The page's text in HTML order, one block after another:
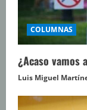
COLUMNAS
¿Acaso
Luis Miguel